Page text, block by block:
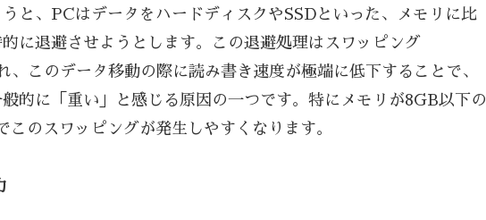
と、PCはデータをハードディスクやSSDといった、メモリに比
に退避させようとします。この退避処理はスワッピング
、このデータ移動の際に読み書き速度が極端に低下することで、
的に「重い」と感じる原因の一つです。特にメモリが8GB以下の
のスワッピングが発生しやすくなります。